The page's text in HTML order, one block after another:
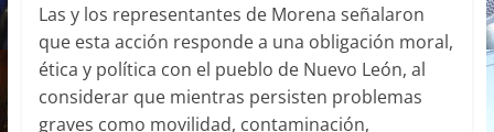
Las y los representantes de Morena señalaron
que esta acción responde a una obligación moral,
ética y política con el pueblo de Nuevo León, al
considerar que mientras persisten problemas
graves como movilidad, contaminación,